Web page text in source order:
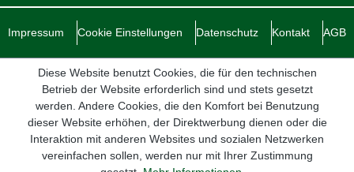
Impressum Cookie Einstellungen Datenschutz Kontakt AGB
Diese Website benutzt Cookies, die für den technischen
Betrieb der Website erforderlich sind und stets gesetzt
werden. Andere Cookies, die den Komfort bei Benutzung
dieser Website erhöhen, der Direktwerbung dienen oder die
Interaktion mit anderen Websites und sozialen Netzwerken
vereinfachen sollen, werden nur mit Ihrer Zustimmung